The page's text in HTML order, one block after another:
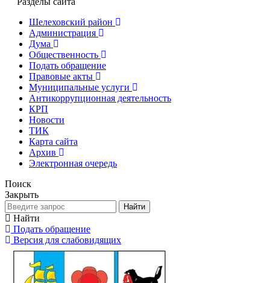
Шелеховский район
Администрация
Дума
Общественность
Подать обращение
Правовые акты
Муниципальные услуги
Антикоррупционная деятельность
КРП
Новости
ТИК
Карта сайта
Архив
Электронная очередь
Поиск
Закрыть
Найти
Найти
Подать обращение
Версия для слабовидящих